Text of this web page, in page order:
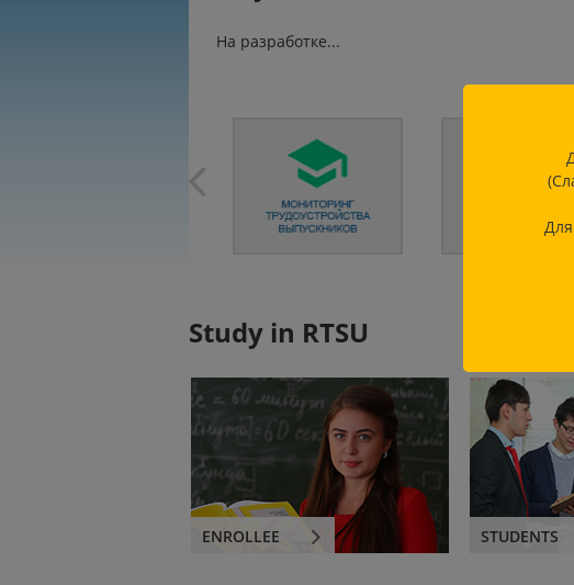
На разработке...
Study in RTSU
ENROLLEE STUDENTS